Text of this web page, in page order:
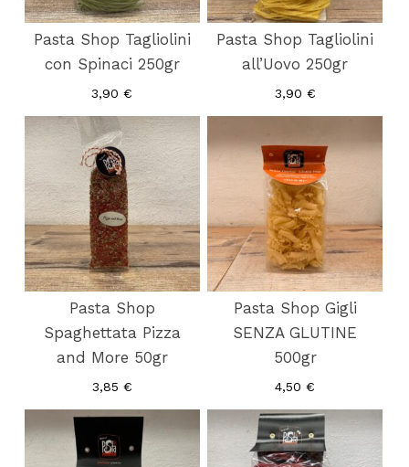
Pasta Shop Tagliolini
con Spinaci 250gr
3,90€
Pasta Shop Tagliolini
all’Uovo 250gr
3,90 €
Pasta Shop
Spaghettata Pizza
and More 50gr
3,85 €
Pasta Shop Gigli
SENZA GLUTINE
500gr
4,50€